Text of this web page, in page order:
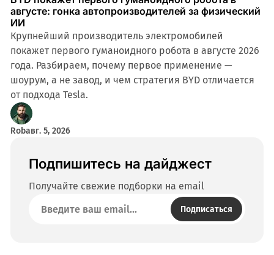
августе: гонка автопроизводителей за физический
ИИ
Крупнейший производитель электромобилей
покажет первого гуманоидного робота в августе 2026
года. Разбираем, почему первое применение —
шоурум, а не завод, и чем стратегия BYD отличается
от подхода Tesla.
Robавг. 5, 2026
Подпишитесь на дайджест
Получайте свежие подборки на email
Подписаться